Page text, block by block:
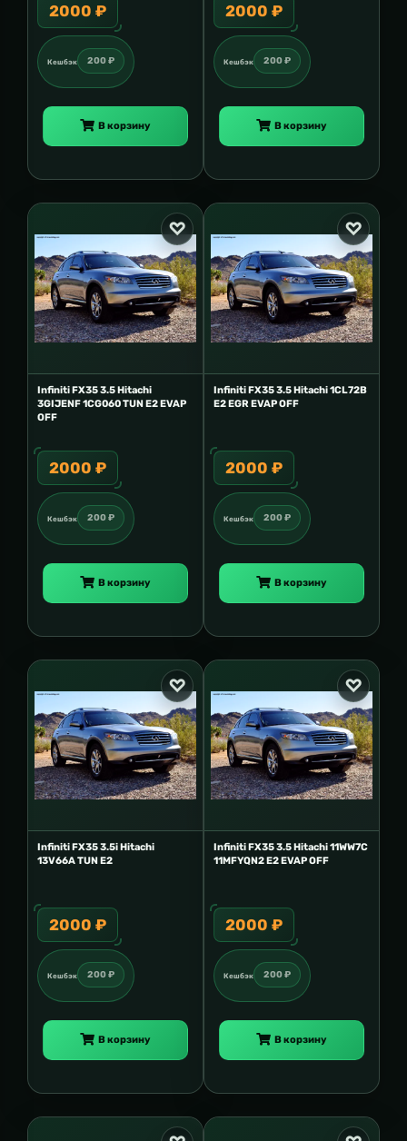
2000 ₽
Кешбэк 200 ₽
В корзину
2000 ₽
Кешбэк 200 ₽
В корзину
Infiniti FX35 3.5 Hitachi
3GIJENF 1CG060 TUN E2 EVAP
OFF
2000 ₽
Кешбэк 200 ₽
В корзину
Infiniti FX35 3.5 Hitachi 1CL72B
E2 EGR EVAP OFF
2000 ₽
Кешбэк 200 ₽
В корзину
Infiniti FX35 3.5i Hitachi
13V66A TUN E2
2000 ₽
Кешбэк 200 ₽
В корзину
Infiniti FX35 3.5 Hitachi 11WW7C
11MFYQN2 E2 EVAP OFF
2000 ₽
Кешбэк 200 ₽
В корзину